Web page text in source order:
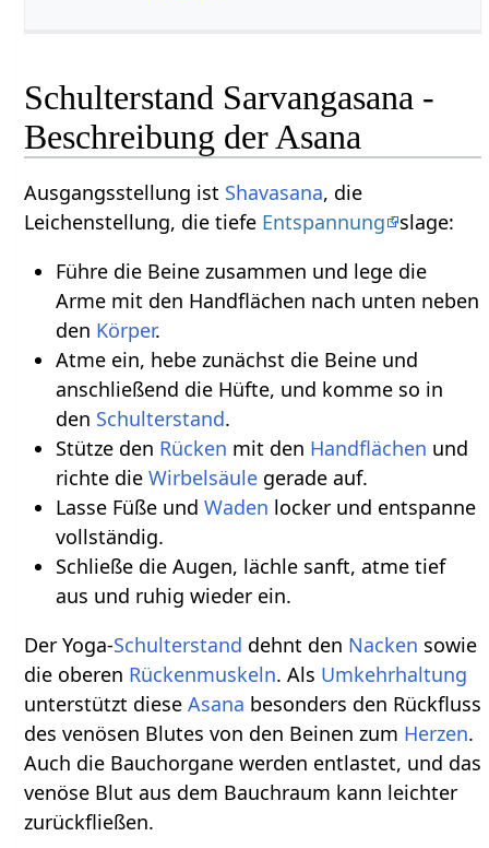
Schulterstand Sarvangasana -
Beschreibung der Asana
Ausgangsstellung ist Shavasana, die
Leichenstellung, die tiefe Entspannung
slage:
Führe die Beine zusammen und lege die
Arme mit den Handflächen nach unten neben
den Körper.
Atme ein, hebe zunächst die Beine und
anschließend die Hüfte, und komme so in
den Schulterstand.
Stütze den Rücken mit den Handflächen und
richte die Wirbelsäulegerade auf.
Lasse Füße und Waden locker und entspanne
vollständig.
Schließe die Augen, lächle sanft, atme tief
aus und ruhig wieder ein.
Der Yoga-Schulterstand dehnt den Nacken sowie
die oberen Rückenmuskeln. Als Umkehrhaltung
unterstützt dieseAsana besonders den Rückfluss
des venösen Blutes von den Beinen zum Herzen.
Auch die Bauchorgane werden entlastet, und das
venöse Blut aus dem Bauchraum kann leichter
zurückfließen.